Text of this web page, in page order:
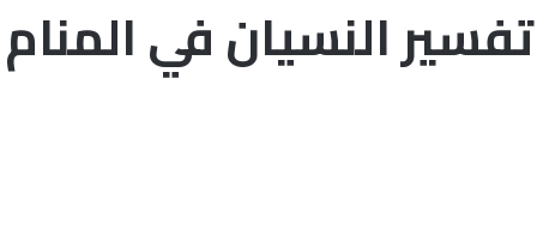
تفسير النسيان في المنام